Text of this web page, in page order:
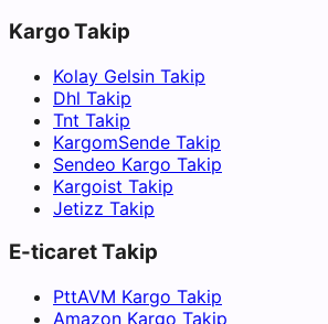
Kargo Takip
Kolay Gelsin Takip
Dhl Takip
Tnt Takip
KargomSende Takip
Sendeo Kargo Takip
Kargoist Takip
Jetizz Takip
E-ticaret Takip
PttAVM Kargo Takip
Amazon Kargo Takip